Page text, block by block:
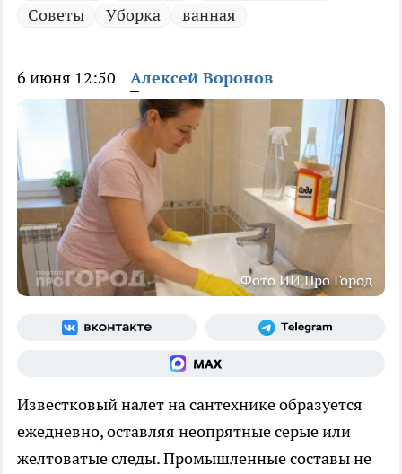
Советы
Уборка ванная
6 июня 12:50 Алексей Воронов
Фото ИИ Про Город
Известковый налет на сантехнике образуется
ежедневно, оставляя неопрятные серые или
желтоватые следы. Промышленные составы не